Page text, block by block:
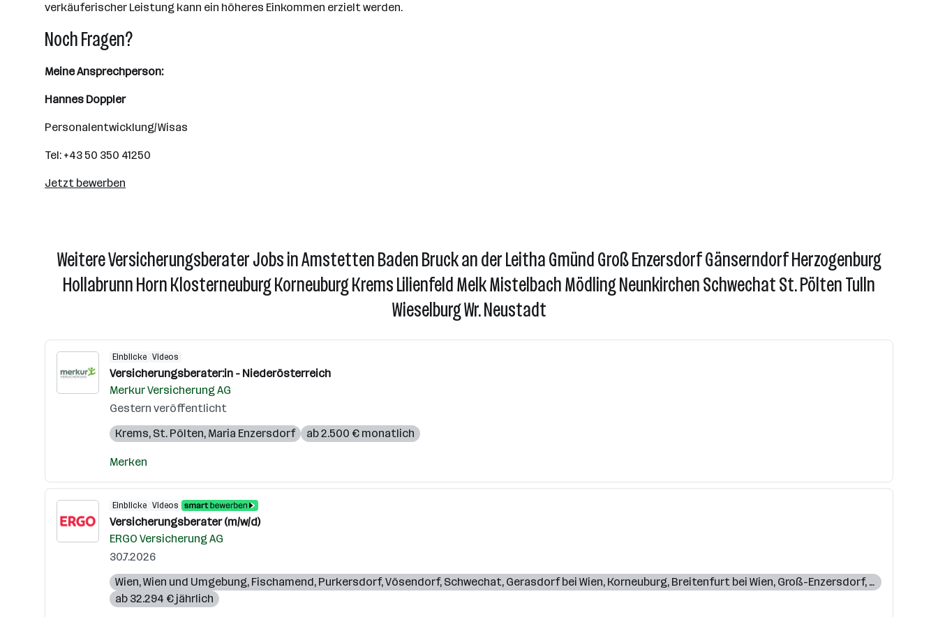
verkäuferischer Leistung kann ein höheres Einkommen erzielt werden.
Noch Fragen?
Meine Ansprechperson:
Hannes Doppler
Personalentwicklung/Wisas
Tel: +43 50 350 41250
Jetzt bewerben
Weitere Versicherungsberater Jobs in Amstetten Baden Bruck an der Leitha Gmünd Groß Enzersdorf Gänserndorf Herzogenburg
Hollabrunn Horn Klosterneuburg Korneuburg Krems Lilienfeld Melk Mistelbach Mödling Neunkirchen Schwechat St. Pölten Tulln
Wieselburg Wr. Neustadt
Einblicke Videos
Versicherungsberater:in - Niederösterreich
Merkur Versicherung AG
Gestern veröffentlicht
Krems, St. Pölten, Maria Enzersdorf ab 2.500 € monatlich
Merken
Einblicke Videos
Versicherungsberater (m/w/d)
ERGO Versicherung AG
30.7.2026
Wien,Wien und Umgebung, Fischamend, Purkersdorf,Vösendorf, Schwechat, Gerasdorf bei Wien, Korneuburg, Breitenfurt bei Wien, Groß-Enzersdorf, St. Pölten
ab 32.294 € jährlich